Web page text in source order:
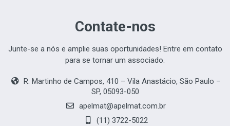
Contate-nos
Junte-se a nós e amplie suas oportunidades! Entre em contato
para se tornar um associado.
R. Martinho de Campos, 410 – Vila Anastácio, São Paulo –
SP, 05093-050
apelmat@apelmat.com.br
(11) 3722-5022